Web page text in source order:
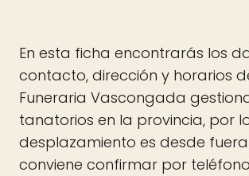
En esta ficha encontrarás los
contacto, dirección y horarios
Funeraria Vascongada
tanatorios en la provincia, por
desplazamiento es desde
conviene confirmar por